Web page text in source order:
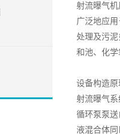
射流曝气机
广泛地应
处理及污
和池、化
设备构造原
射流曝气
循环泵泵
液混合体